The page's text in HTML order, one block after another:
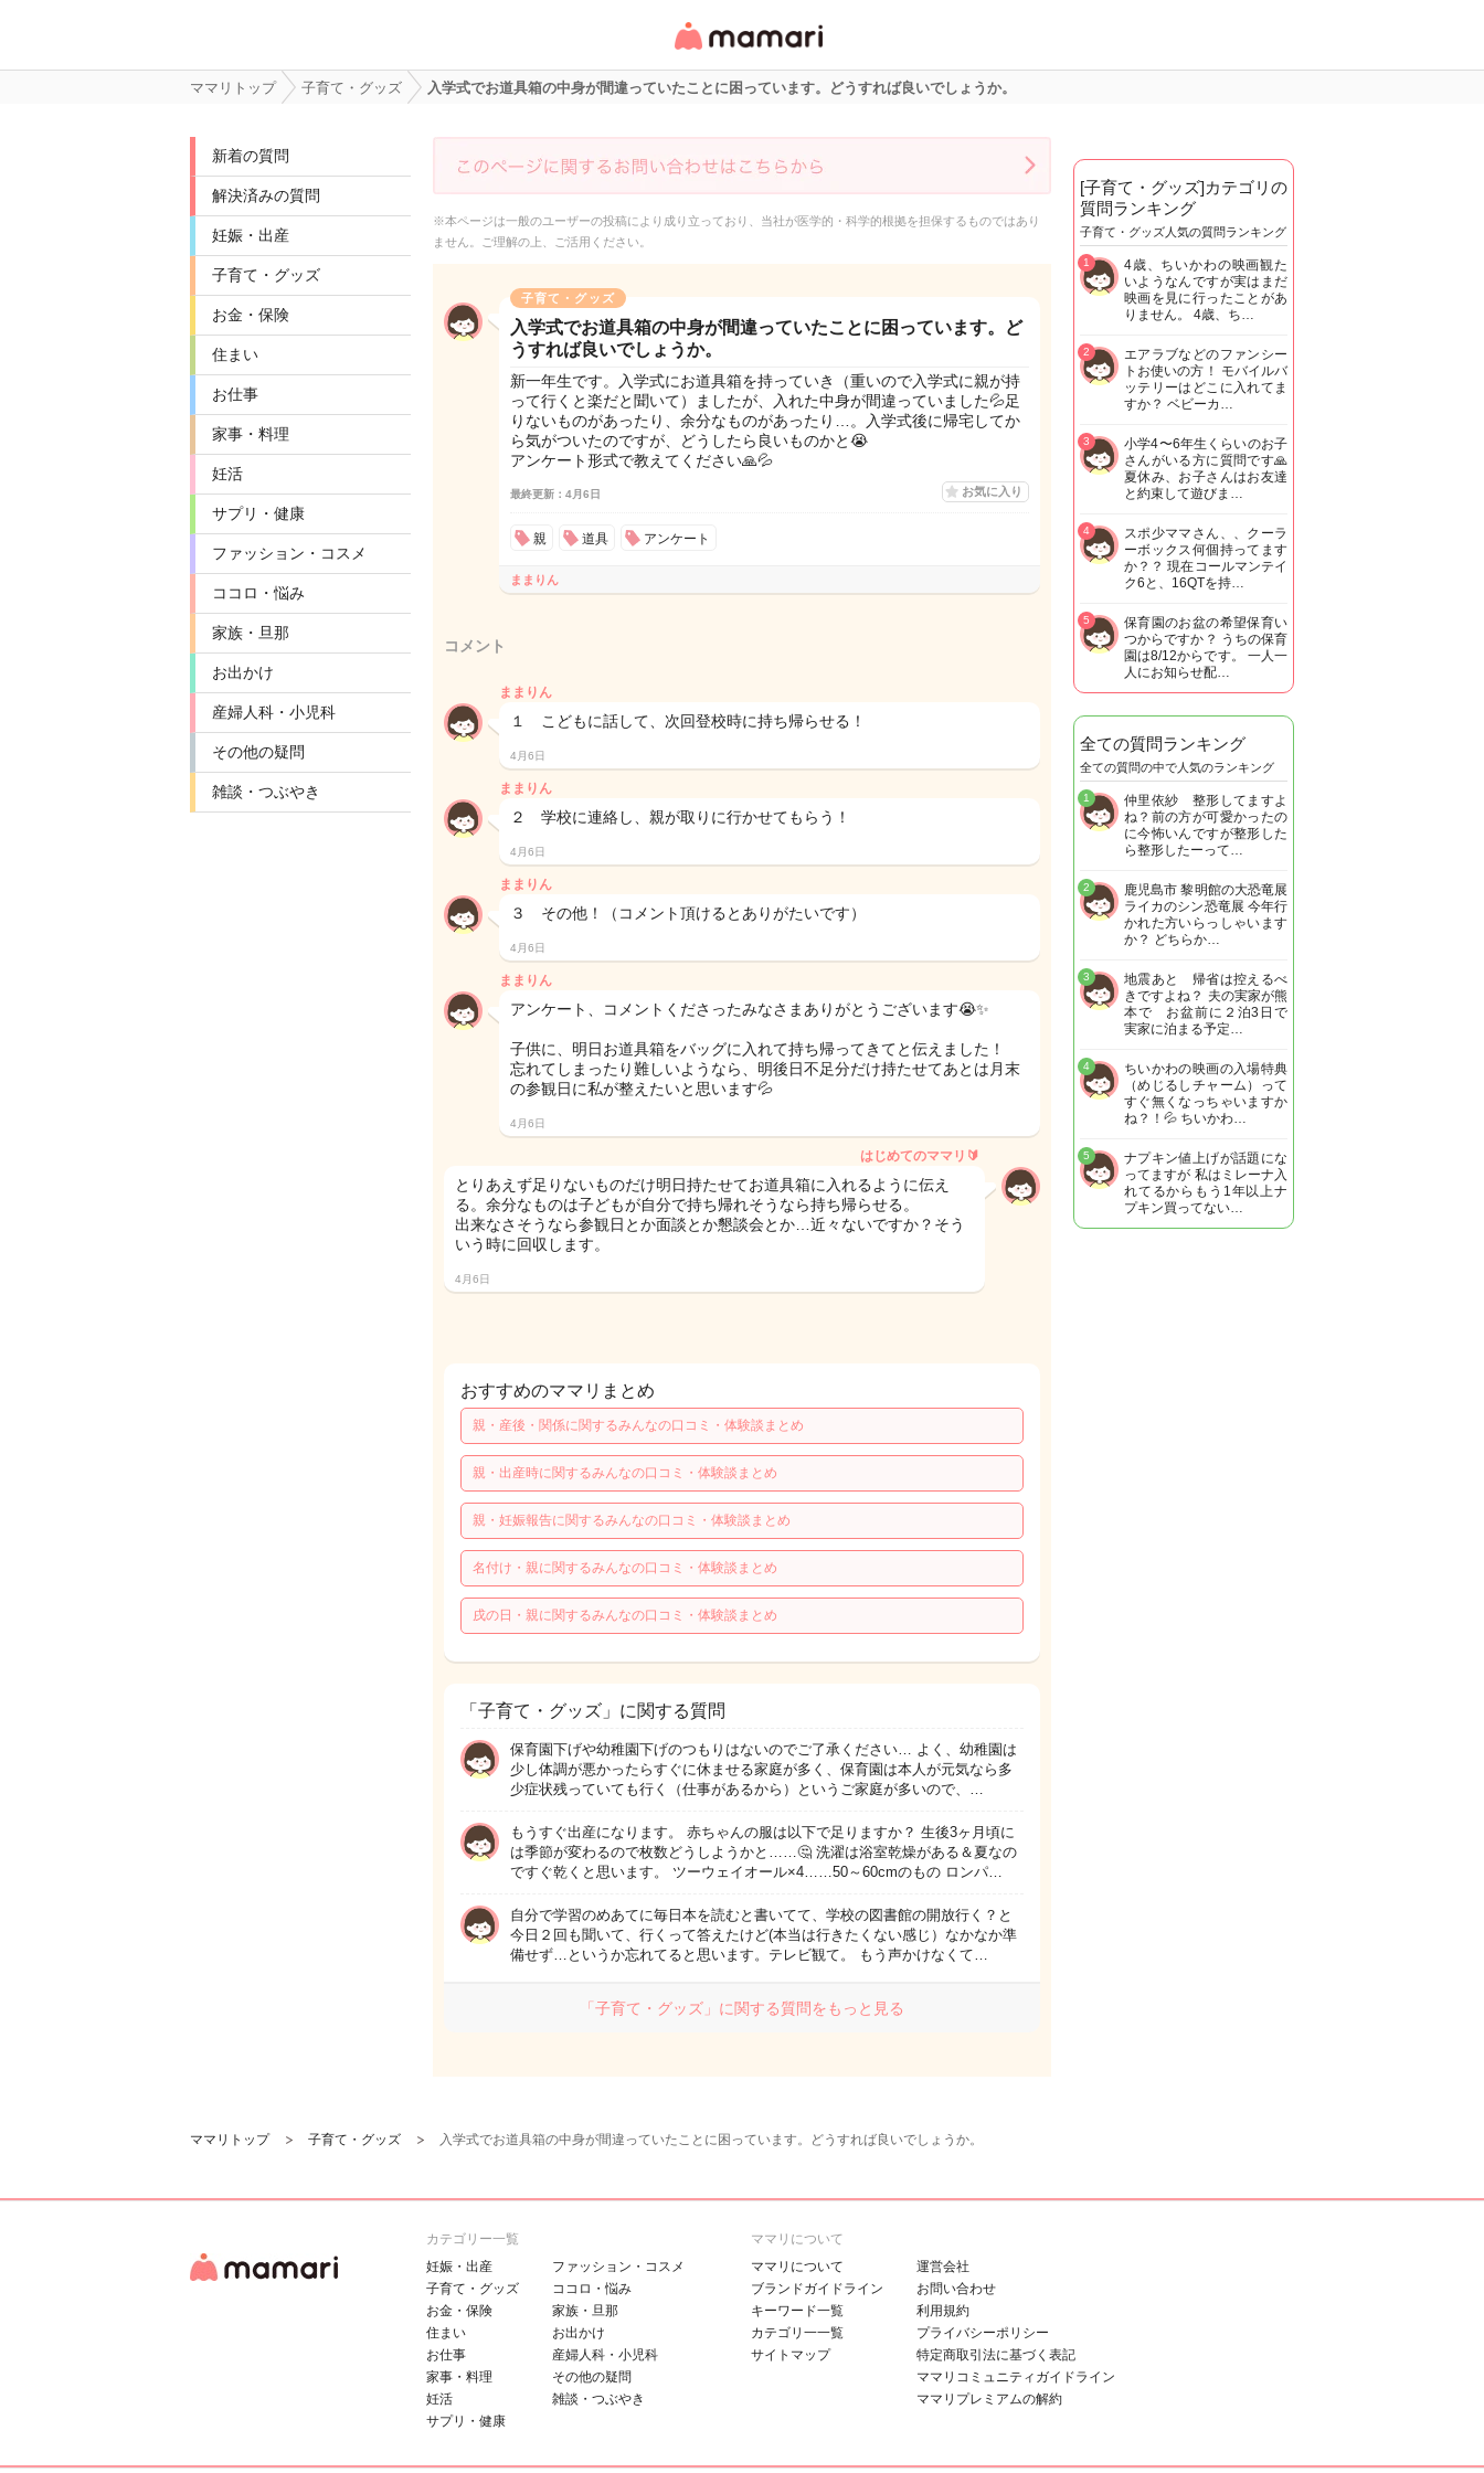
リ・情報サイト
ママリトップ 子育て・グッズ 入学式でお道具箱の中身が間違っていたことに困っています。どうすれば良いでしょうか。
新着の質問
解決済みの質問
妊娠・出産
子育て・グッズ
お金・保険
住まい
お仕事
家事・料理
妊活
サプリ・健康
ファッション・コスメ
ココロ・悩み
家族・旦那
お出かけ
産婦人科・小児科
その他の疑問
雑談・つぶやき
※本ページは一般のユーザーの投稿により成り立っており、当社が医学的・科学的根拠を担保するものではあり
ません。ご理解の上、ご活用ください。
子育て・グッズ
入学式でお道具箱の中身が間違っていたことに困っています。ど
うすれば良いでしょうか。
新一年生です。入学式にお道具箱を持っていき（重いので入学式に親が持
って行くと楽だと聞いて）ましたが、入れた中身が間違っていました💦足
りないものがあったり、余分なものがあったり…。入学式後に帰宅してか
ら気がついたのですが、どうしたら良いものかと😭
アンケート形式で教えてください🙏💦
最終更新：4月6日 お気に入り
親 道具 アンケート
ままりん
コメント
ままりん
１ こどもに話して、次回登校時に持ち帰らせる！
4月6日
ままりん
２ 学校に連絡し、親が取りに行かせてもらう！
4月6日
ままりん
３ その他！（コメント頂けるとありがたいです）
4月6日
ままりん
アンケート、コメントくださったみなさまありがとうございます😭✨
子供に、明日お道具箱をバッグに入れて持ち帰ってきてと伝えました！
忘れてしまったり難しいようなら、明後日不足分だけ持たせてあとは月末
の参観日に私が整えたいと思います💦
4月6日
はじめてのママリ🔰
とりあえず足りないものだけ明日持たせてお道具箱に入れるように伝え
る。余分なものは子どもが自分で持ち帰れそうなら持ち帰らせる。
出来なさそうなら参観日とか面談とか懇談会とか…近々ないですか？そう
いう時に回収します。
4月6日
おすすめのママリまとめ
親・産後・関係に関するみんなの口コミ・体験談まとめ
親・出産時に関するみんなの口コミ・体験談まとめ
親・妊娠報告に関するみんなの口コミ・体験談まとめ
名付け・親に関するみんなの口コミ・体験談まとめ
戌の日・親に関するみんなの口コミ・体験談まとめ
「子育て・グッズ」に関する質問
保育園下げや幼稚園下げのつもりはないのでご了承ください… よく、幼稚園は
少し体調が悪かったらすぐに休ませる家庭が多く、保育園は本人が元気なら多
少症状残っていても行く（仕事があるから）というご家庭が多いので、…
もうすぐ出産になります。 赤ちゃんの服は以下で足りますか？ 生後3ヶ月頃に
は季節が変わるので枚数どうしようかと……🤔 洗濯は浴室乾燥がある＆夏なの
ですぐ乾くと思います。 ツーウェイオール×4……50～60cmのもの ロンパ…
自分で学習のめあてに毎日本を読むと書いてて、学校の図書館の開放行く？と
今日２回も聞いて、行くって答えたけど(本当は行きたくない感じ）なかなか準
備せず…というか忘れてると思います。テレビ観て。 もう声かけなくて…
「子育て・グッズ」に関する質問をもっと見る
[子育て・グッズ]カテゴリの
質問ランキング
子育て・グッズ人気の質問ランキング
4歳、ちいかわの映画観た
いようなんですが実はまだ
映画を見に行ったことがあ
りません。 4歳、ち…
1
エアラブなどのファンシー
トお使いの方！ モバイルバ
ッテリーはどこに入れてま
すか？ ベビーカ…
2
小学4〜6年生くらいのお子
さんがいる方に質問です🙏
夏休み、お子さんはお友達
と約束して遊びま…
3
スポ少ママさん、、クーラ
ーボックス何個持ってます
か？？ 現在コールマンテイ
ク6と、16QTを持…
4
保育園のお盆の希望保育い
つからですか？ うちの保育
園は8/12からです。 一人一
人にお知らせ配…
5
全ての質問ランキング
全ての質問の中で人気のランキング
仲里依紗 整形してますよ
ね？前の方が可愛かったの
に今怖いんですが整形した
ら整形したーって…
1
鹿児島市 黎明館の大恐竜展
ライカのシン恐竜展 今年行
かれた方いらっしゃいます
か？ どちらか…
2
地震あと 帰省は控えるべ
きですよね？ 夫の実家が熊
本で お盆前に２泊3日で
実家に泊まる予定…
3
ちいかわの映画の入場特典
（めじるしチャーム）って
すぐ無くなっちゃいますか
ね？！💦 ちいかわ…
4
ナプキン値上げが話題にな
ってますが 私はミレーナ入
れてるからもう1年以上ナ
プキン買ってない…
5
ママリトップ 子育て・グッズ 入学式でお道具箱の中身が間違っていたことに困っています。どうすれば良いでしょうか。
カテゴリー一覧
妊娠・出産
子育て・グッズ
お金・保険
住まい
お仕事
家事・料理
妊活
サプリ・健康
ファッション・コスメ
ココロ・悩み
家族・旦那
お出かけ
産婦人科・小児科
その他の疑問
雑談・つぶやき
ママリについて
ママリについて
ブランドガイドライン
キーワード一覧
カテゴリ一一覧
サイトマップ
運営会社
お問い合わせ
利用規約
プライバシーポリシー
特定商取引法に基づく表記
ママリコミュニティガイドライン
ママリプレミアムの解約